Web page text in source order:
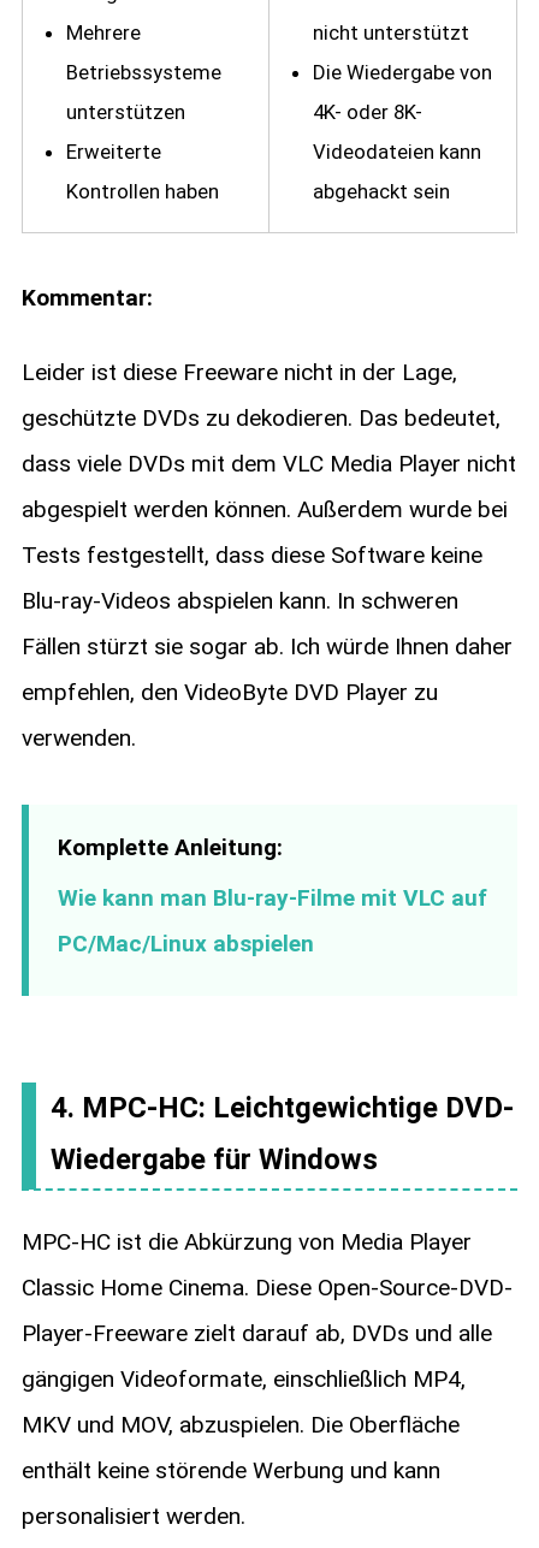
Mehrere
Betriebssysteme
unterstützen
Erweiterte
Kontrollen haben
nicht unterstützt
Die Wiedergabe von
4K- oder 8K-
Videodateien kann
abgehackt sein
Kommentar:
Leider ist diese Freeware nicht in der Lage,
geschützte DVDs zu dekodieren. Das bedeutet,
dass viele DVDs mit dem VLC Media Player nicht
abgespielt werden können. Außerdem wurde bei
Tests festgestellt, dass diese Software keine
Blu-ray-Videos abspielen kann. In schweren
Fällen stürzt sie sogar ab. Ich würde Ihnen daher
empfehlen, den VideoByte DVD Player zu
verwenden.
Komplette Anleitung:
Wie kann man Blu-ray-Filme mit VLC auf
PC/Mac/Linux abspielen
4. MPC-HC: Leichtgewichtige DVD-
Wiedergabe für Windows
MPC-HC ist die Abkürzung von Media Player
Classic Home Cinema. Diese Open-Source-DVD-
Player-Freeware zielt darauf ab, DVDs und alle
gängigen Videoformate, einschließlich MP4,
MKV und MOV, abzuspielen. Die Oberfläche
enthält keine störende Werbung und kann
personalisiert werden.